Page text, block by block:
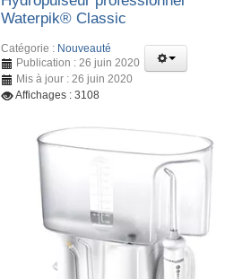
Waterpik® Classic
Catégorie : Nouveauté
Publication : 26 juin 2020
Mis à jour : 26 juin 2020
Affichages : 3108